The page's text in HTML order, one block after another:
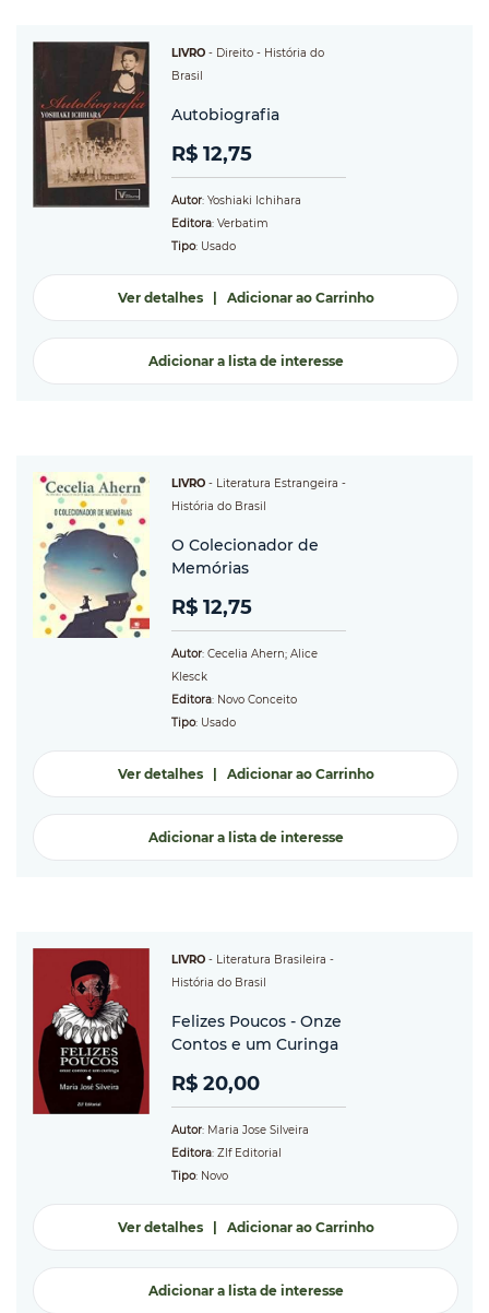
LIVRO - Direito - História do
Brasil
Autobiografia
R$ 12,75
Autor: Yoshiaki Ichihara
Editora: Verbatim
Tipo: Usado
Ver detalhes| Adicionar ao Carrinho
Adicionar a lista de interesse
LIVRO - Literatura Estrangeira -
História do Brasil
O Colecionador de
Memórias
R$ 12,75
Autor: Cecelia Ahern; Alice
Klesck
Editora: Novo Conceito
Tipo: Usado
Ver detalhes| Adicionar ao Carrinho
Adicionar a lista de interesse
LIVRO - Literatura Brasileira -
História do Brasil
Felizes Poucos - Onze
Contos e um Curinga
R$ 20,00
Autor: Maria Jose Silveira
Editora: Zlf Editorial
Tipo: Novo
Ver detalhes| Adicionar ao Carrinho
Adicionar a lista de interesse